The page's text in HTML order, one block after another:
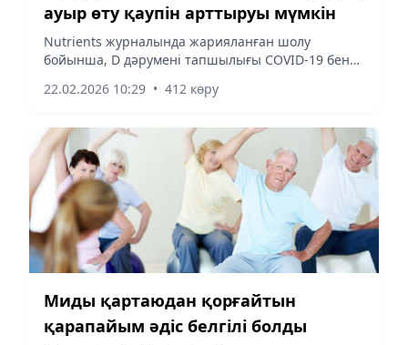
ауыр өту қаупін арттыруы мүмкін
Nutrients журналында жарияланған шолу
бойынша, D дәрумені тапшылығы COVID-19 бен
оны жеткілікті деңгейде қабылдау инфекция
мен негізгі емнің орнын алмастырмайды.
22.02.2026 10:29 • 412 көру
Миды қартаюдан қорғайтын
қарапайым әдіс белгілі болды